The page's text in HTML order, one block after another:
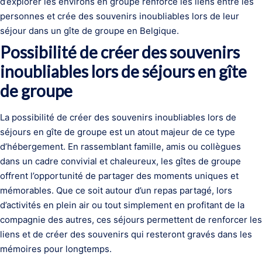
personnes et crée des souvenirs inoubliables lors de leur
séjour dans un gîte de groupe en Belgique.
Possibilité de créer des souvenirs
inoubliables lors de séjours en gîte
de groupe
La possibilité de créer des souvenirs inoubliables lors de
séjours en gîte de groupe est un atout majeur de ce type
d’hébergement. En rassemblant famille, amis ou collègues
dans un cadre convivial et chaleureux, les gîtes de groupe
offrent l’opportunité de partager des moments uniques et
mémorables. Que ce soit autour d’un repas partagé, lors
d’activités en plein air ou tout simplement en profitant de la
compagnie des autres, ces séjours permettent de renforcer les
liens et de créer des souvenirs qui resteront gravés dans les
mémoires pour longtemps.